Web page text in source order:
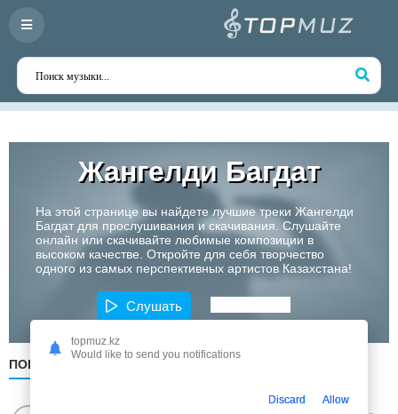
Жангелди Багдат
На этой странице вы найдете лучшие треки Жангелди
Багдат для прослушивания и скачивания. Слушайте
онлайн или скачивайте любимые композиции в
высоком качестве. Откройте для себя творчество
одного из самых перспективных артистов Казахстана!
Слушать
ПОПУЛЯРНЫЕ ПО ДАТЕ
topmuz.kz
Would like to send you notifications
Discard Allow